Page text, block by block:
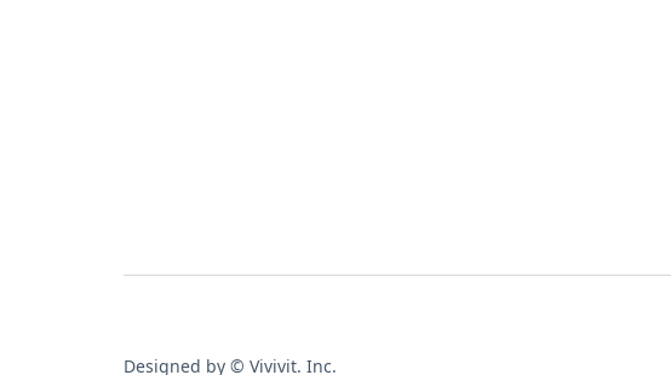
Designed by © Vivivit. Inc.